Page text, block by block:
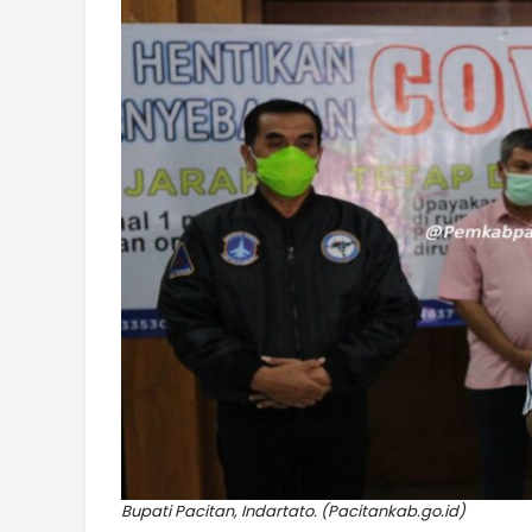
Bupati Pacitan, Indartato. (Pacitankab.go.id)